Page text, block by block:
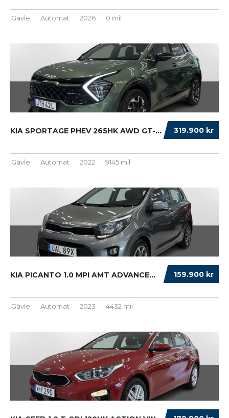
Gävle Automat 2026 0 mil
319.900 kr
KIA SPORTAGE PHEV 265HK AWD GT-LINE VINTERHJ...
Gävle Automat 2022 9145 mil
159.900 kr
KIA PICANTO 1.0 MPI AMT ADVANCE...
Gävle Automat 2023 4432 mil